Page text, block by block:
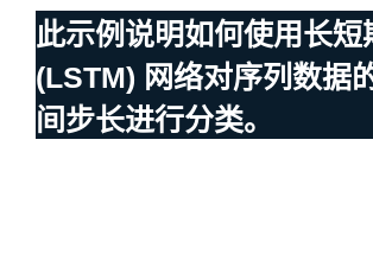
此示例说明如何使用长短
(LSTM) 网络对序列数据
间步长进行分类。